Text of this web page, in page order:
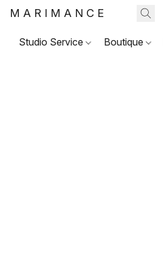
MARIMANCE
Studio Service Boutique